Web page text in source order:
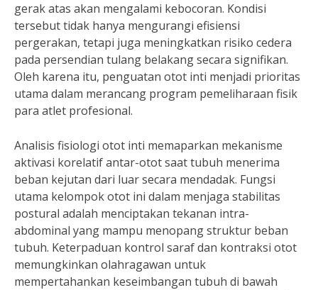
gerak atas akan mengalami kebocoran. Kondisi
tersebut tidak hanya mengurangi efisiensi
pergerakan, tetapi juga meningkatkan risiko cedera
pada persendian tulang belakang secara signifikan.
Oleh karena itu, penguatan otot inti menjadi prioritas
utama dalam merancang program pemeliharaan fisik
para atlet profesional.
Analisis fisiologi otot inti memaparkan mekanisme
aktivasi korelatif antar-otot saat tubuh menerima
beban kejutan dari luar secara mendadak. Fungsi
utama kelompok otot ini dalam menjaga stabilitas
postural adalah menciptakan tekanan intra-
abdominal yang mampu menopang struktur beban
tubuh. Keterpaduan kontrol saraf dan kontraksi otot
memungkinkan olahragawan untuk
mempertahankan keseimbangan tubuh di bawah